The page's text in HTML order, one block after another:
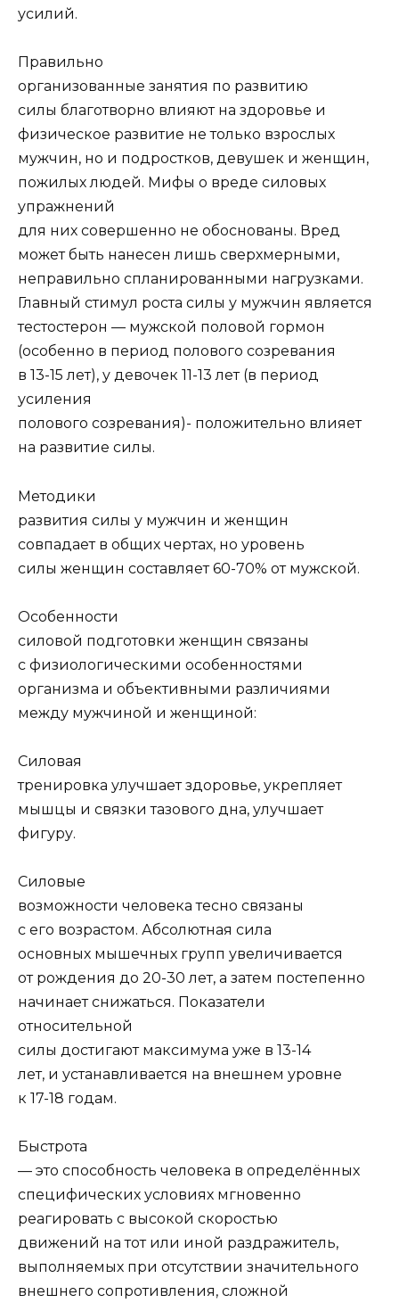
усилий.
Правильно
организованные занятия по развитию
силы благотворно влияют на здоровье и
физическое развитие не только взрослых
мужчин, но и подростков, девушек и женщин,
пожилых людей. Мифы о вреде силовых
упражнений
для них совершенно не обоснованы. Вред
может быть нанесен лишь сверхмерными,
неправильно спланированными нагрузками.
Главный стимул роста силы у мужчин является
тестостерон — мужской половой гормон
(особенно в период полового созревания
в 13-15 лет), у девочек 11-13 лет (в период
усиления
полового созревания)- положительно влияет
на развитие силы.
Методики
развития силы у мужчин и женщин
совпадает в общих чертах, но уровень
силы женщин составляет 60-70% от мужской.
Особенности
силовой подготовки женщин связаны
с физиологическими особенностями
организма и объективными различиями
между мужчиной и женщиной:
Силовая
тренировка улучшает здоровье, укрепляет
мышцы и связки тазового дна, улучшает
фигуру.
Силовые
возможности человека тесно связаны
с его возрастом. Абсолютная сила
основных мышечных групп увеличивается
от рождения до 20-30 лет, а затем постепенно
начинает снижаться. Показатели
относительной
силы достигают максимума уже в 13-14
лет, и устанавливается на внешнем уровне
к 17-18 годам.
Быстрота
— это способность человека в определённых
специфических условиях мгновенно
реагировать с высокой скоростью
движений на тот или иной раздражитель,
выполняемых при отсутствии значительного
внешнего сопротивления, сложной